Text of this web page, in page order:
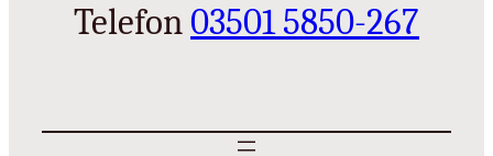
Telefon03501 5850-267